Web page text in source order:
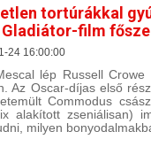
tortúrákkal
Gladiátor-film
24 16:00:00
lép Russell
Az Oscar-díjas első
Commodus
alakított zseniálisan)
milyen